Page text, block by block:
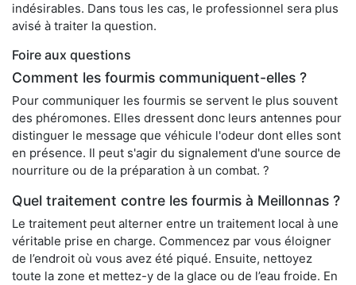
indésirables. Dans tous les cas, le professionnel sera plus
avisé à traiter la question.
Foire aux questions
Comment les fourmis communiquent-elles ?
Pour communiquer les fourmis se servent le plus souvent
des phéromones. Elles dressent donc leurs antennes pour
distinguer le message que véhicule l'odeur dont elles sont
en présence. Il peut s'agir du signalement d'une source de
nourriture ou de la préparation à un combat. ?
Quel traitement contre les fourmis à Meillonnas ?
Le traitement peut alterner entre un traitement local à une
véritable prise en charge. Commencez par vous éloigner
de l’endroit où vous avez été piqué. Ensuite, nettoyez
toute la zone et mettez-y de la glace ou de l’eau froide. En